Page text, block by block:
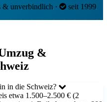
zuverlässiges
Umzug managed oder
lassen? Wir erstellen
Umzugsangebot. Ob